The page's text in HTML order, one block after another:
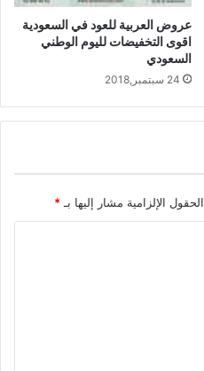
عروض العربية للعود في السعودية
اقوى التخفيضات لليوم الوطني
السعودي
24 سبتمبر,2018
الحقول الإلزامية مشار إليها بـ*